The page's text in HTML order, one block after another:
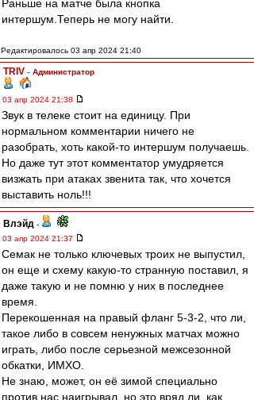
Раньше на матче была кнопка
интершум.Теперь не могу найти.
Редактировалось 03 апр 2024 21:40
TRIV - Администратор
03 апр 2024 21:38
Звук в телеке стоит на единицу. При
нормальном комментарии ничего не
разобрать, хоть какой-то интершум получаешь.
Но даже тут этот комментатор умудряется
визжать при атаках звенита так, что хочется
выставить ноль!!!
Влэйд -
03 апр 2024 21:37
Семак не только ключевых троих не выпустил,
он еще и схему какую-то странную поставил, я
даже такую и не помню у них в последнее
время.
Перекошенная на правый фланг 5-3-2, что ли,
такое либо в совсем ненужных матчах можно
играть, либо после серьезной межсезонной
обкатки, ИМХО.
Не знаю, может, он её зимой специально
против нас наигрывал, но это вряд ли, как